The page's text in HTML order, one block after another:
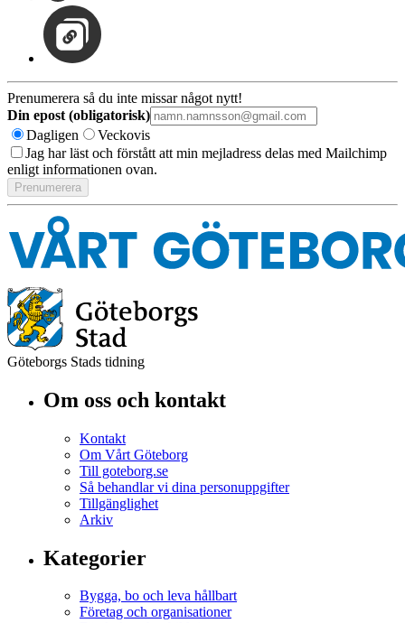
Prenumerera så du inte missar något nytt!
Din epost (obligatorisk)
Dagligen
Veckovis
Jag har läst och förstått att min mejladress delas med Mailchimp
enligt informationen ovan.
Göteborgs Stads tidning
Om oss och kontakt
Kontakt
Om Vårt Göteborg
Till goteborg.se
Så behandlar vi dina personuppgifter
Tillgänglighet
Arkiv
Kategorier
Bygga, bo och leva hållbart
Företag och organisationer